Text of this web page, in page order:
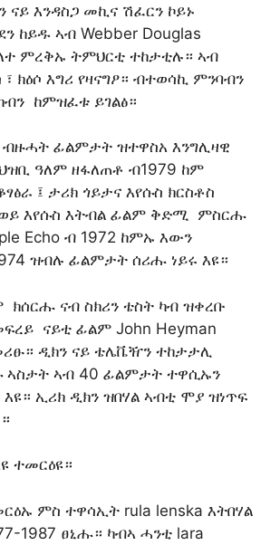
ናይ እንዳስጋ መኪና ሽፈርን ኮይኑ
ከይዱ ኣብ Webber Douglas
ምረቅኡ ትምህርቲ ተከታቲሉ። ኣብ
ክዕሶ እግሪ የዛናግዖ። ብተወሳኪ ምንባብን
ከምዝፈቱ ይገልፅ።
ብዙሓት ፊልምታት ዝተዋስአ እንግሊዛዊ
ዓለም ዘፋለጠቶ ብ1979 ከም
፤ ታሪክ ጎይታና እየሱስ ክርስቶስ
ወይ እየሱስ እትብል ፊልም ቅድሚ ምስርሑ
Echo ብ 1972 ከምኡ እውን
ዝብሉ ፊልምታት ሰሪሑ ነይሩ እዩ።
ክሰርሑ ናብ ስክሪን ቴስት ካብ ዝቀረቡ
ናይቲ ፊልም John Heyman
ዲክን ናይ ቴሌቬዥን ተከታታሊ
ኣብ 40 ፊልምታት ተዋሲኡን
ኢሪክ ዲክን ዝበሃል ኣብቲ ሞያ ዝነጥፍ
ተመርዕዩ።
ምስ ተዋሳኢት rula lenska እትበሃል
1987 ፀኒሑ። ካብኣ ሓንቲ lara